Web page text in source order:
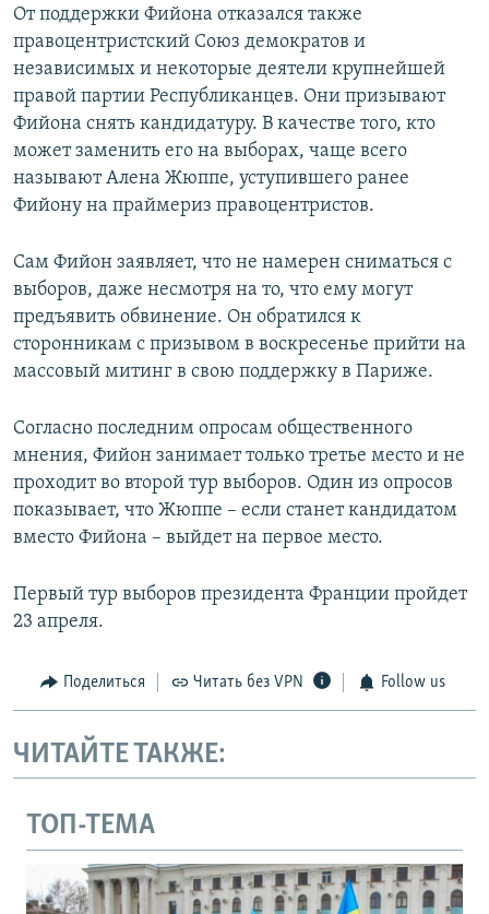
От поддержки Фийона отказался также
правоцентристский Союз демократов и
независимых и некоторые деятели крупнейшей
правой партии Республиканцев. Они призывают
Фийона снять кандидатуру. В качестве того, кто
может заменить его на выборах, чаще всего
называют Алена Жюппе, уступившего ранее
Фийону на праймериз правоцентристов.
Сам Фийон заявляет, что не намерен сниматься с
выборов, даже несмотря на то, что ему могут
предъявить обвинение. Он обратился к
сторонникам с призывом в воскресенье прийти на
массовый митинг в свою поддержку в Париже.
Согласно последним опросам общественного
мнения, Фийон занимает только третье место и не
проходит во второй тур выборов. Один из опросов
показывает, что Жюппе – если станет кандидатом
вместо Фийона – выйдет на первое место.
Первый тур выборов президента Франции пройдет
23 апреля.
Поделиться Читать без VPN Follow us
ЧИТАЙТЕ ТАКЖЕ:
ТОП-ТЕМА